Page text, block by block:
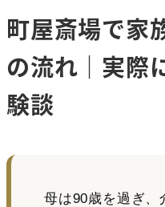
町屋斎場で家
の流れ｜実際
験談
母は90歳を過ぎ、